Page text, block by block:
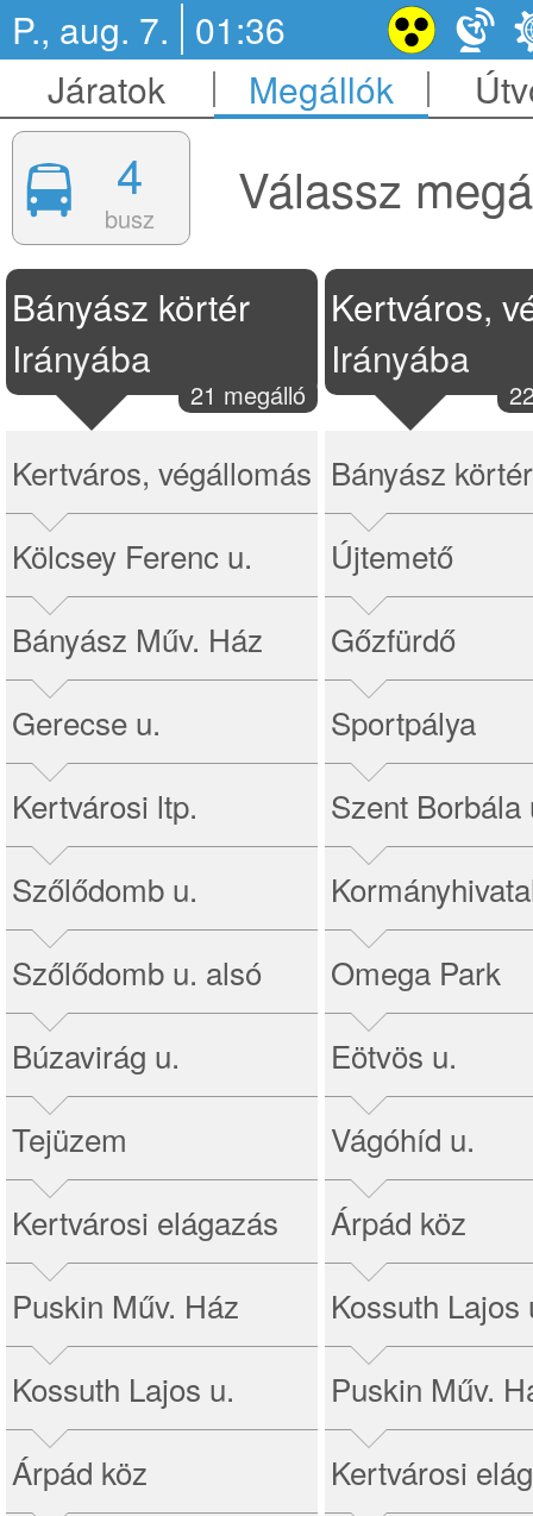
P., aug. 7. 01:36
Járatok
Megállók
4
busz Válassz
Bányász körtér
Irányába
21 megálló
Kertváros, végállomás
Kölcsey Ferenc u.
Bányász Műv. Ház
Gerecse u.
Kertvárosi ltp.
Szőlődomb u.
Szőlődomb u. alsó
Búzavirág u.
Tejüzem
Kertvárosi elágazás
Puskin Műv. Ház
Kossuth Lajos u.
Árpád köz
Irányába
Bányász körtér
Újtemető
Gőzfürdő
Sportpálya
Szent Borbála
Omega Park
Eötvös u.
Vágóhíd u.
Árpád köz
Kossuth Lajos
Puskin Műv.
Kertvárosi